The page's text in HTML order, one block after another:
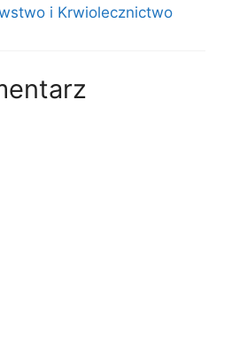
i Krwiolecznictwo